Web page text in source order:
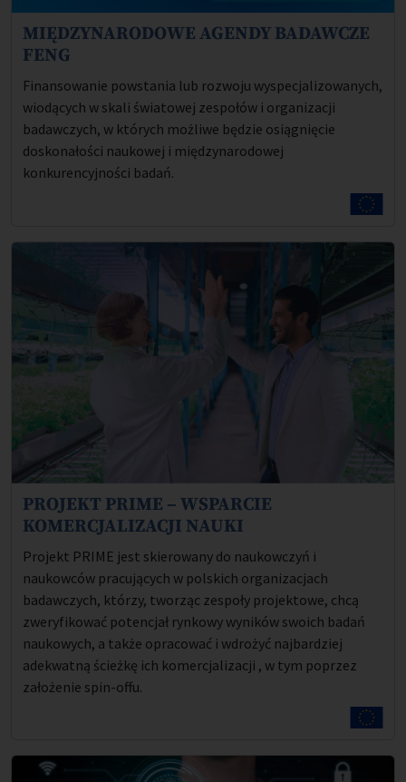
MIĘDZYNARODOWE AGENDY BADAWCZE
FENG
Opis projektu:
Finansowanie powstania lub rozwoju wyspecjalizowanych,
wiodących w skali światowej zespołów i organizacji
badawczych, w których możliwe będzie osiągnięcie
doskonałości naukowej i międzynarodowej
konkurencyjności badań.
PROJEKT PRIME – WSPARCIE
KOMERCJALIZACJI NAUKI
Opis projektu:
Projekt PRIME jest skierowany do naukowczyń i
naukowców pracujących w polskich organizacjach
badawczych, którzy, tworząc zespoły projektowe, chcą
zweryfikować potencjał rynkowy wyników swoich badań
naukowych, a także opracować i wdrożyć najbardziej
adekwatną ścieżkę ich komercjalizacji , w tym poprzez
założenie spin-offu.